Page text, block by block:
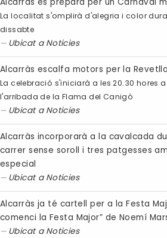
La localitat s'omplirà d'alegria i color
dissabte
Ubicat a Noticies
Alcarràs escalfa motors per la
La celebració s'iniciarà a les 20.30 hores
l'arribada de la Flama del Canigó
Ubicat a Noticies
Alcarràs incorporarà a la cavalcada
carrer sense soroll i tres patgesses
especial
Ubicat a Noticies
Alcarràs ja té cartell per a la Festa
comenci la Festa Major” de Noemí
Ubicat a Noticies